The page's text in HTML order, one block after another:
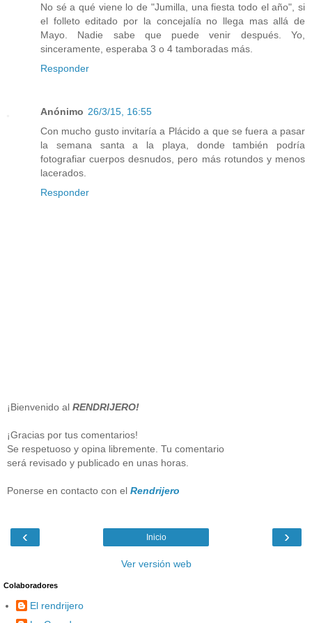
No sé a qué viene lo de "Jumilla, una fiesta todo el año", si
el folleto editado por la concejalía no llega mas allá de
Mayo. Nadie sabe que puede venir después. Yo,
sinceramente, esperaba 3 o 4 tamboradas más.
Responder
Anónimo 26/3/15, 16:55
Con mucho gusto invitaría a Plácido a que se fuera a pasar
la semana santa a la playa, donde también podría
fotografiar cuerpos desnudos, pero más rotundos y menos
lacerados.
Responder
¡Bienvenido al RENDRIJERO!
¡Gracias por tus comentarios!
Se respetuoso y opina libremente. Tu comentario
será revisado y publicado en unas horas.
Ponerse en contacto con el Rendrijero
‹ ›
Inicio
Ver versión web
Colaboradores
El rendrijero